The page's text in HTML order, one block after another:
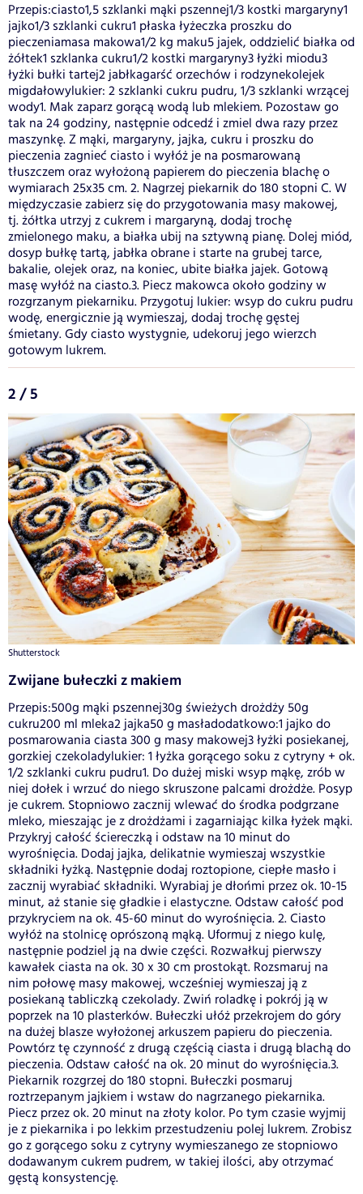
Przepis:ciasto1,5 szklanki mąki pszennej1/3 kostki margaryny1
jajko1/3 szklanki cukru1 płaska łyżeczka proszku do
pieczeniamasa makowa1/2 kg maku5 jajek, oddzielić białka od
żółtek1 szklanka cukru1/2 kostki margaryny3 łyżki miodu3
łyżki bułki tartej2 jabłkagarść orzechów i rodzynekolejek
migdałowylukier: 2 szklanki cukru pudru, 1/3 szklanki wrzącej
wody1. Mak zaparz gorącą wodą lub mlekiem. Pozostaw go
tak na 24 godziny, następnie odcedź i zmiel dwa razy przez
maszynkę. Z mąki, margaryny, jajka, cukru i proszku do
pieczenia zagnieć ciasto i wyłóż je na posmarowaną
tłuszczem oraz wyłożoną papierem do pieczenia blachę o
wymiarach 25x35 cm. 2. Nagrzej piekarnik do 180 stopni C. W
międzyczasie zabierz się do przygotowania masy makowej,
tj. żółtka utrzyj z cukrem i margaryną, dodaj trochę
zmielonego maku, a białka ubij na sztywną pianę. Dolej miód,
dosyp bułkę tartą, jabłka obrane i starte na grubej tarce,
bakalie, olejek oraz, na koniec, ubite białka jajek. Gotową
masę wyłóż na ciasto.3. Piecz makowca około godziny w
rozgrzanym piekarniku. Przygotuj lukier: wsyp do cukru pudru
wodę, energicznie ją wymieszaj, dodaj trochę gęstej
śmietany. Gdy ciasto wystygnie, udekoruj jego wierzch
gotowym lukrem.
2 / 5
Shutterstock
Zwijane bułeczki z makiem
Przepis:500g mąki pszennej30g świeżych drożdży 50g
cukru200 ml mleka2 jajka50 g masładodatkowo:1 jajko do
posmarowania ciasta 300 g masy makowej3 łyżki posiekanej,
gorzkiej czekoladylukier: 1 łyżka gorącego soku z cytryny + ok.
1/2 szklanki cukru pudru1. Do dużej miski wsyp mąkę, zrób w
niej dołek i wrzuć do niego skruszone palcami drożdże. Posyp
je cukrem. Stopniowo zacznij wlewać do środka podgrzane
mleko, mieszając je z drożdżami i zagarniając kilka łyżek mąki.
Przykryj całość ściereczką i odstaw na 10 minut do
wyrośnięcia. Dodaj jajka, delikatnie wymieszaj wszystkie
składniki łyżką. Następnie dodaj roztopione, ciepłe masło i
zacznij wyrabiać składniki. Wyrabiaj je dłońmi przez ok. 10-15
minut, aż stanie się gładkie i elastyczne. Odstaw całość pod
przykryciem na ok. 45-60 minut do wyrośnięcia. 2. Ciasto
wyłóż na stolnicę oprószoną mąką. Uformuj z niego kulę,
następnie podziel ją na dwie części. Rozwałkuj pierwszy
kawałek ciasta na ok. 30 x 30 cm prostokąt. Rozsmaruj na
nim połowę masy makowej, wcześniej wymieszaj ją z
posiekaną tabliczką czekolady. Zwiń roladkę i pokrój ją w
poprzek na 10 plasterków. Bułeczki ułóż przekrojem do góry
na dużej blasze wyłożonej arkuszem papieru do pieczenia.
Powtórz tę czynność z drugą częścią ciasta i drugą blachą do
pieczenia. Odstaw całość na ok. 20 minut do wyrośnięcia.3.
Piekarnik rozgrzej do 180 stopni. Bułeczki posmaruj
roztrzepanym jajkiem i wstaw do nagrzanego piekarnika.
Piecz przez ok. 20 minut na złoty kolor. Po tym czasie wyjmij
je z piekarnika i po lekkim przestudzeniu polej lukrem. Zrobisz
go z gorącego soku z cytryny wymieszanego ze stopniowo
dodawanym cukrem pudrem, w takiej ilości, aby otrzymać
gęstą konsystencję.